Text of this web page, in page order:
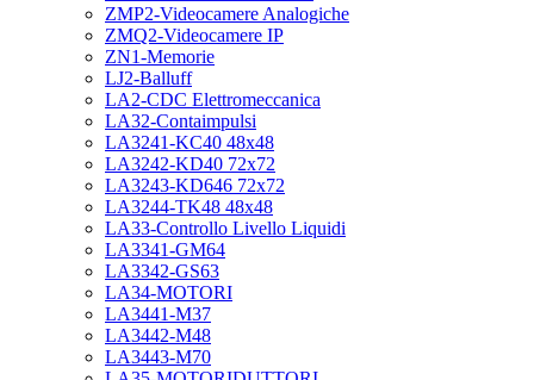
ZMP2-Videocamere Analogiche
ZMQ2-Videocamere IP
ZN1-Memorie
LJ2-Balluff
LA2-CDC Elettromeccanica
LA32-Contaimpulsi
LA3241-KC40 48x48
LA3242-KD40 72x72
LA3243-KD646 72x72
LA3244-TK48 48x48
LA33-Controllo Livello Liquidi
LA3341-GM64
LA3342-GS63
LA34-MOTORI
LA3441-M37
LA3442-M48
LA3443-M70